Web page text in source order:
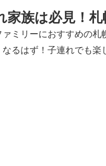
家族は必見！
ァミリーにおすすめの
なるはず！子連れでも